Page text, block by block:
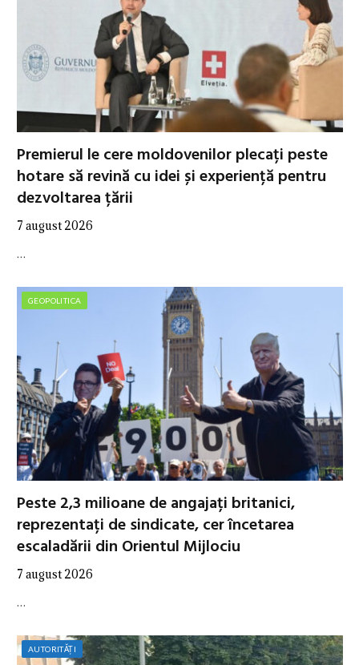
Premierul le cere moldovenilor plecați peste
hotare să revină cu idei și experiență pentru
dezvoltarea țării
7 august 2026
…
GEOPOLITICA
Peste 2,3 milioane de angajați britanici,
reprezentați de sindicate, cer încetarea
escaladării din Orientul Mijlociu
7 august 2026
…
AUTORITĂȚI